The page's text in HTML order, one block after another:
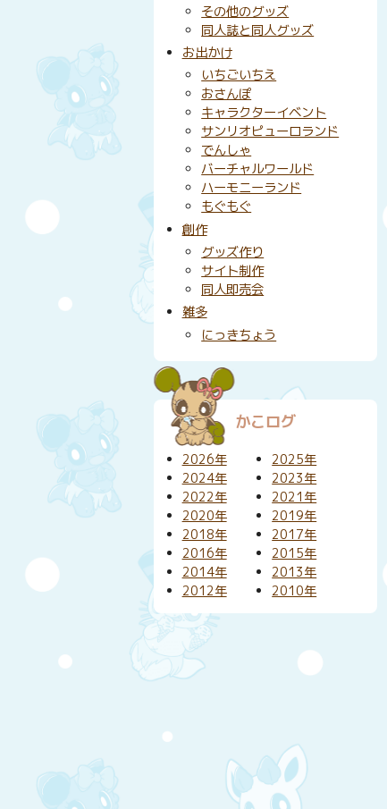
その他のグッズ
同人誌と同人グッズ
お出かけ
いちごいちえ
おさんぽ
キャラクターイベント
サンリオピューロランド
でんしゃ
バーチャルワールド
ハーモニーランド
もぐもぐ
創作
グッズ作り
サイト制作
同人即売会
雑多
にっきちょう
かこログ
2026年
2025年
2024年
2023年
2022年
2021年
2020年
2019年
2018年
2017年
2016年
2015年
2014年
2013年
2012年
2010年